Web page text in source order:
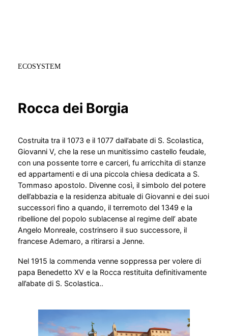
ECOSYSTEM
Rocca dei Borgia
Costruita tra il 1073 e il 1077 dall’abate di S. Scolastica,
Giovanni V, che la rese un munitissimo castello feudale,
con una possente torre e carceri, fu arricchita di stanze
ed appartamenti e di una piccola chiesa dedicata a S.
Tommaso apostolo. Divenne così, il simbolo del potere
dell’abbazia e la residenza abituale di Giovanni e dei suoi
successori fino a quando, il terremoto del 1349 e la
ribellione del popolo sublacense al regime dell’ abate
Angelo Monreale, costrinsero il suo successore, il
francese Ademaro, a ritirarsi a Jenne.
Nel 1915 la commenda venne soppressa per volere di
papa Benedetto XV e la Rocca restituita definitivamente
all’abate di S. Scolastica..